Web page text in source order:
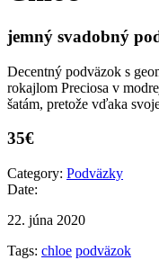
jemný svadobný
Decentný podväzok s
rokajlom Preciosa v
šatám, pretože vďaka
35€
Category: Podväzky
Date:
22. júna 2020
Tags: chloe podväzok